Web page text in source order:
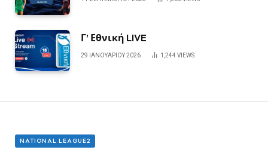
Γ’ Εθνική LIVE
29 ΙΑΝΟΥΑΡΊΟΥ 2026 1,244 VIEWS
NATIONAL LEAGUE2